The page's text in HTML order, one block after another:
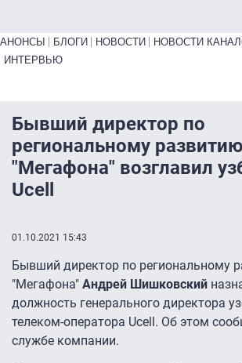
Primary links bottom
АНОНСЫ БЛОГИ НОВОСТИ НОВОСТИ
ИНТЕРВЬЮ
Бывший директор по
региональному развитию
"Мегафона" возглавил
Ucell
01.10.2021 15:43
Бывший директор по региональному
"Мегафона" Андрей Шишковский
должность генерального директора
телеком-оператора Ucell. Об этом
службе компании.